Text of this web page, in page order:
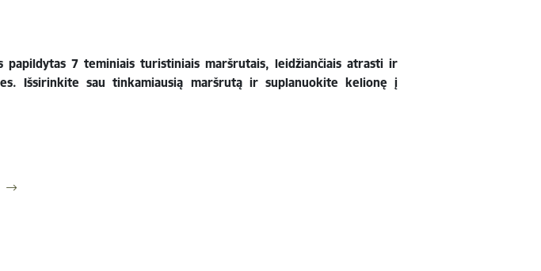
papildytas 7 teminiais turistiniais maršrutais, leidžiančiais atrasti ir
Išsirinkite sau tinkamiausią maršrutą ir suplanuokite kelionę į